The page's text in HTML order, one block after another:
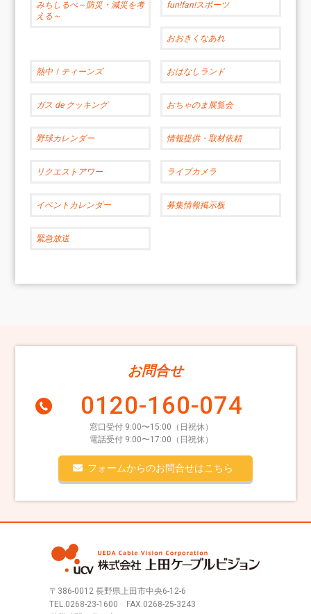
みちしるべ～防災・減災を考
える～
fun!fan!スポーツ
おおきくなあれ
熱中！ティーンズ おはなしランド
ガス de クッキング おちゃのま展覧会
野球カレンダー 情報提供・取材依頼
リクエストアワー ライブカメラ
イベントカレンダー 募集情報掲示板
緊急放送
お問合せ
0120-160-074
窓口受付 9:00〜15:00（日祝休）
電話受付 9:00〜17:00（日祝休）
フォームからのお問合せはこちら
〒386-0012 長野県上田市中央6-12-6
TEL. 0268-23-1600 FAX.0268-25-3243